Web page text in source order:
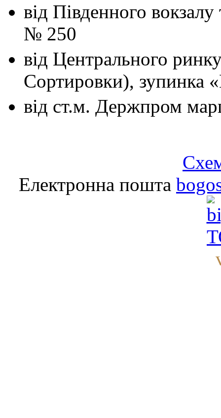
від Південного вокзалу
№ 250
від Центрального
Сортировки), зупинка
від ст.м. Держпром
Електронна пошта